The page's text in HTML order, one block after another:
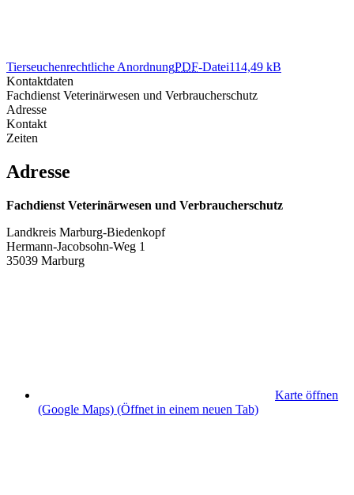
Tierseuchenrechtliche AnordnungPDF-Datei114,49 kB
Kontaktdaten
Fachdienst Veterinärwesen und Verbraucherschutz
Adresse
Kontakt
Zeiten
Adresse
Fachdienst Veterinärwesen und Verbraucherschutz
Landkreis Marburg-Biedenkopf
Hermann-Jacobsohn-Weg 1
35039 Marburg
Karte öffnen
(Google Maps) (Öffnet in einem neuen Tab)